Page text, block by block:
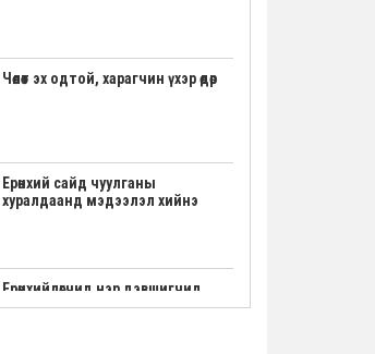
Чөлөөт эх одтой, харагчин үхэр өдөр
Ерөнхий сайд чуулганы
хуралдаанд мэдээлэл хийнэ
Ерөнхийлөгчид нэр дэвшигчид
маргааш үнэмлэхээ гардана